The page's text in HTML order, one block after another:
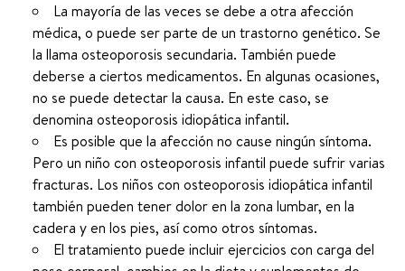
La mayoría de las veces se debe a otra afección
médica, o puede ser parte de un trastorno genético. Se
la llama osteoporosis secundaria. También puede
deberse a ciertos medicamentos. En algunas ocasiones,
no se puede detectar la causa. En este caso, se
denomina osteoporosis idiopática infantil.
Es posible que la afección no cause ningún síntoma.
Pero un niño con osteoporosis infantil puede sufrir varias
fracturas. Los niños con osteoporosis idiopática infantil
también pueden tener dolor en la zona lumbar, en la
cadera y en los pies, así como otros síntomas.
El tratamiento puede incluir ejercicios con carga del